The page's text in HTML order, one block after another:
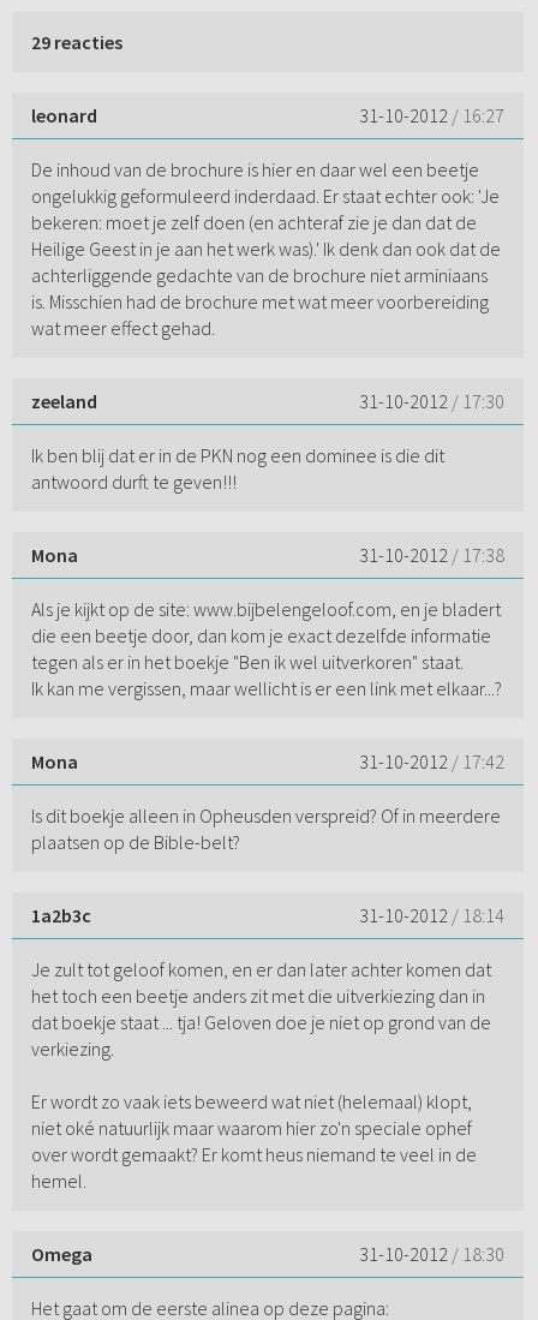
29 reacties
leonard 31-10-2012 / 16:27
De inhoud van de brochure is hier en daar wel een beetje
ongelukkig geformuleerd inderdaad. Er staat echter ook: 'Je
bekeren: moet je zelf doen (en achteraf zie je dan dat de
Heilige Geest in je aan het werk was).' Ik denk dan ook dat de
achterliggende gedachte van de brochure niet arminiaans
is. Misschien had de brochure met wat meer voorbereiding
wat meer effect gehad.
zeeland 31-10-2012 / 17:30
Ik ben blij dat er in de PKN nog een dominee is die dit
antwoord durft te geven!!!
Mona 31-10-2012 / 17:38
Als je kijkt op de site: www.bijbelengeloof.com, en je bladert
die een beetje door, dan kom je exact dezelfde informatie
tegen als er in het boekje "Ben ik wel uitverkoren" staat.
Ik kan me vergissen, maar wellicht is er een link met elkaar...?
Mona 31-10-2012 / 17:42
Is dit boekje alleen in Opheusden verspreid? Of in meerdere
plaatsen op de Bible-belt?
1a2b3c 31-10-2012 / 18:14
Je zult tot geloof komen, en er dan later achter komen dat
het toch een beetje anders zit met die uitverkiezing dan in
dat boekje staat ... tja! Geloven doe je niet op grond van de
verkiezing.
Er wordt zo vaak iets beweerd wat niet (helemaal) klopt,
niet oké natuurlijk maar waarom hier zo'n speciale ophef
over wordt gemaakt? Er komt heus niemand te veel in de
hemel.
Omega 31-10-2012 / 18:30
Het gaat om de eerste alinea op deze pagina: